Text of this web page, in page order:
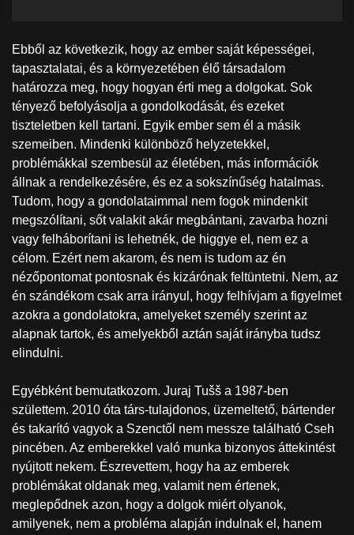
Ebből az következik, hogy az ember saját képességei,
tapasztalatai, és a környezetében élő társadalom
határozza meg, hogy hogyan érti meg a dolgokat. Sok
tényező befolyásolja a gondolkodását, és ezeket
tiszteletben kell tartani. Egyik ember sem él a másik
szemeiben. Mindenki különböző helyzetekkel,
problémákkal szembesül az életében, más információk
állnak a rendelkezésére, és ez a sokszínűség hatalmas.
Tudom, hogy a gondolataimmal nem fogok mindenkit
megszólítani, sőt valakit akár megbántani, zavarba hozni
vagy felháborítani is lehetnék, de higgye el, nem ez a
célom. Ezért nem akarom, és nem is tudom az én
nézőpontomat pontosnak és kizárónak feltüntetni. Nem, az
én szándékom csak arra irányul, hogy felhívjam a figyelmet
azokra a gondolatokra, amelyeket személy szerint az
alapnak tartok, és amelyekből aztán saját irányba tudsz
elindulni.
Egyébként bemutatkozom. Juraj Tušš a 1987-ben
születtem. 2010 óta társ-tulajdonos, üzemeltető, bártender
és takarító vagyok a Szenctől nem messze található Cseh
pincében. Az emberekkel való munka bizonyos áttekintést
nyújtott nekem. Észrevettem, hogy ha az emberek
problémákat oldanak meg, valamit nem értenek,
meglepődnek azon, hogy a dolgok miért olyanok,
amilyenek, nem a probléma alapján indulnak el, hanem